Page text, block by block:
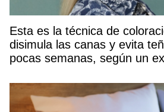
Esta es la técnica de
disimula las canas y evita
pocas semanas, según un